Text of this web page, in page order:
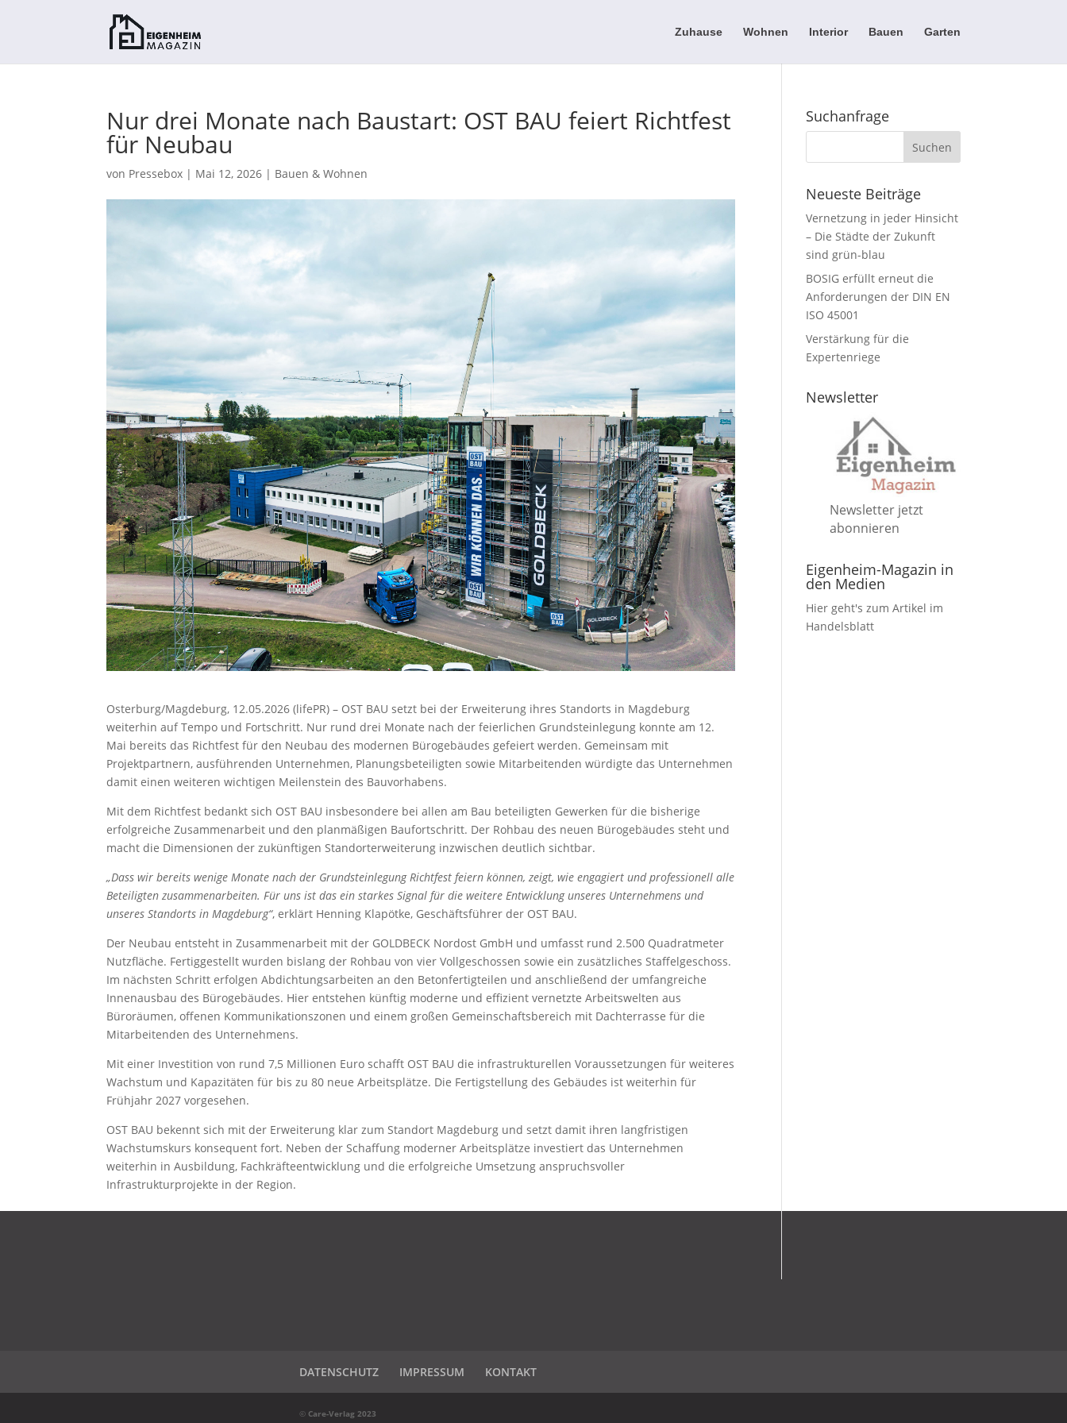
Zuhause Wohnen Interior Bauen Garten
Nur drei Monate nach Baustart: OST BAU feiert Richtfest
für Neubau
von Pressebox | Mai 12, 2026 | Bauen & Wohnen
Osterburg/Magdeburg, 12.05.2026 (lifePR) – OST BAU setzt bei der Erweiterung ihres Standorts in Magdeburg
weiterhin auf Tempo und Fortschritt. Nur rund drei Monate nach der feierlichen Grundsteinlegung konnte am 12.
Mai bereits das Richtfest für den Neubau des modernen Bürogebäudes gefeiert werden. Gemeinsam mit
Projektpartnern, ausführenden Unternehmen, Planungsbeteiligten sowie Mitarbeitenden würdigte das Unternehmen
damit einen weiteren wichtigen Meilenstein des Bauvorhabens.
Mit dem Richtfest bedankt sich OST BAU insbesondere bei allen am Bau beteiligten Gewerken für die bisherige
erfolgreiche Zusammenarbeit und den planmäßigen Baufortschritt. Der Rohbau des neuen Bürogebäudes steht und
macht die Dimensionen der zukünftigen Standorterweiterung inzwischen deutlich sichtbar.
„Dass wir bereits wenige Monate nach der Grundsteinlegung Richtfest feiern können, zeigt, wie engagiert und professionell alle
Beteiligten zusammenarbeiten. Für uns ist das ein starkes Signal für die weitere Entwicklung unseres Unternehmens und
unseres Standorts in Magdeburg“, erklärt Henning Klapötke, Geschäftsführer der OST BAU.
Der Neubau entsteht in Zusammenarbeit mit der GOLDBECK Nordost GmbH und umfasst rund 2.500 Quadratmeter
Nutzfläche. Fertiggestellt wurden bislang der Rohbau von vier Vollgeschossen sowie ein zusätzliches Staffelgeschoss.
Im nächsten Schritt erfolgen Abdichtungsarbeiten an den Betonfertigteilen und anschließend der umfangreiche
Innenausbau des Bürogebäudes. Hier entstehen künftig moderne und effizient vernetzte Arbeitswelten aus
Büroräumen, offenen Kommunikationszonen und einem großen Gemeinschaftsbereich mit Dachterrasse für die
Mitarbeitenden des Unternehmens.
Mit einer Investition von rund 7,5 Millionen Euro schafft OST BAU die infrastrukturellen Voraussetzungen für weiteres
Wachstum und Kapazitäten für bis zu 80 neue Arbeitsplätze. Die Fertigstellung des Gebäudes ist weiterhin für
Frühjahr 2027 vorgesehen.
OST BAU bekennt sich mit der Erweiterung klar zum Standort Magdeburg und setzt damit ihren langfristigen
Wachstumskurs konsequent fort. Neben der Schaffung moderner Arbeitsplätze investiert das Unternehmen
weiterhin in Ausbildung, Fachkräfteentwicklung und die erfolgreiche Umsetzung anspruchsvoller
Infrastrukturprojekte in der Region.
Suchanfrage
Neueste Beiträge
Vernetzung in jeder Hinsicht
– Die Städte der Zukunft
sind grün-blau
BOSIG erfüllt erneut die
Anforderungen der DIN EN
ISO 45001
Verstärkung für die
Expertenriege
Newsletter
Newsletter jetzt
abonnieren
Eigenheim-Magazin in
den Medien
Hier geht's zum Artikel im
Handelsblatt
DATENSCHUTZ IMPRESSUM KONTAKT
© Care-Verlag 2023